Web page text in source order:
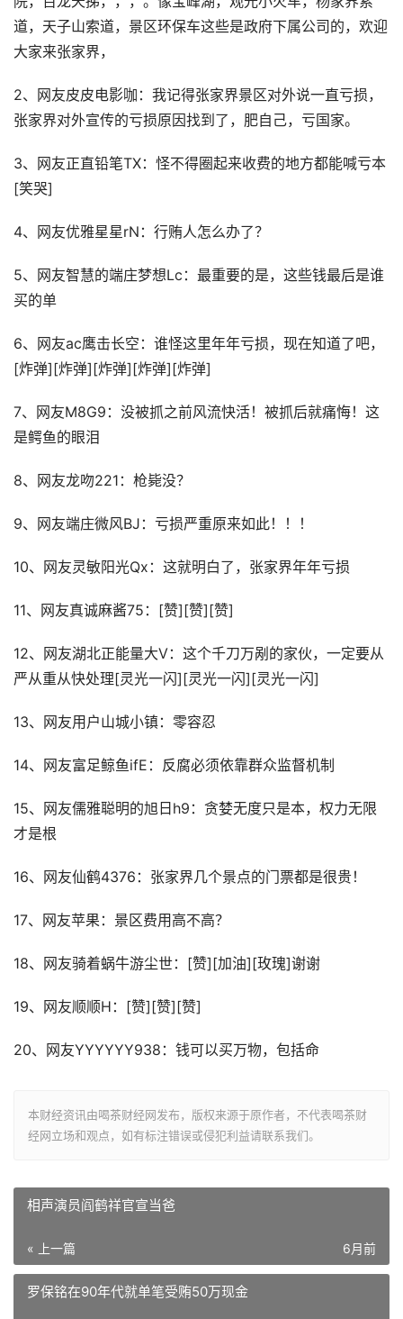
道，天子山索道，景区环保车这些是政府下属公司的，欢迎
大家来张家界，
2、网友皮皮电影咖：我记得张家界景区对外说一直亏损，
张家界对外宣传的亏损原因找到了，肥自己，亏国家。
3、网友正直铅笔TX：怪不得圈起来收费的地方都能喊亏本
[笑哭]
4、网友优雅星星rN：行贿人怎么办了？
5、网友智慧的端庄梦想Lc：最重要的是，这些钱最后是谁
买的单
6、网友ac鹰击长空：谁怪这里年年亏损，现在知道了吧，
[炸弹][炸弹][炸弹][炸弹][炸弹]
7、网友M8G9：没被抓之前风流快活！被抓后就痛悔！这
是鳄鱼的眼泪
8、网友龙吻221：枪毙没？
9、网友端庄微风BJ：亏损严重原来如此！！！
10、网友灵敏阳光Qx：这就明白了，张家界年年亏损
11、网友真诚麻酱75：[赞][赞][赞]
12、网友湖北正能量大V：这个千刀万剐的家伙，一定要从
严从重从快处理[灵光一闪][灵光一闪][灵光一闪]
13、网友用户山城小镇：零容忍
14、网友富足鲸鱼ifE：反腐必须依靠群众监督机制
15、网友儒雅聪明的旭日h9：贪婪无度只是本，权力无限
才是根
16、网友仙鹤4376：张家界几个景点的门票都是很贵！
17、网友苹果：景区费用高不高？
18、网友骑着蜗牛游尘世：[赞][加油][玫瑰]谢谢
19、网友顺顺H：[赞][赞][赞]
20、网友YYYYYY938：钱可以买万物，包括命
本财经资讯由喝茶财经网发布，版权来源于原作者，不代表喝茶财
经网立场和观点，如有标注错误或侵犯利益请联系我们。
相声演员阎鹤祥官宣当爸
« 上一篇 6月前
罗保铭在90年代就单笔受贿50万现金